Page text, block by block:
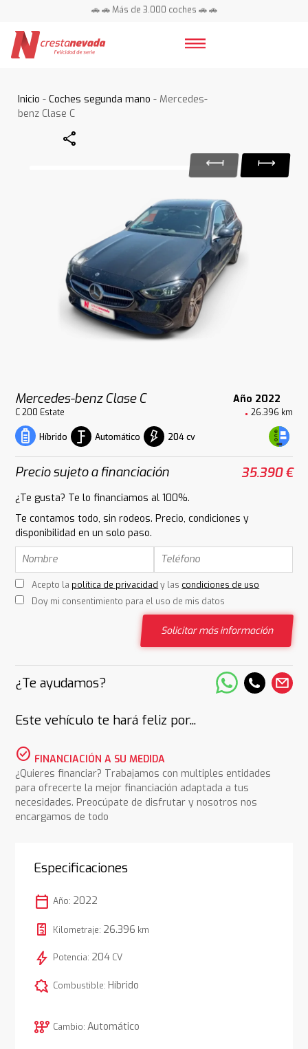
🚗 🚗 Más de 3.000 coches 🚗 🚗
Inicio -Coches segunda mano - Mercedes-
benz Clase C
Share
Mercedes-benz Clase C Año 2022
C 200 Estate 26.396 km
Híbrido Automático 204 cv
Precio sujeto a financiación 35.390 €
¿Te gusta? Te lo financiamos al 100%.
Te contamos todo, sin rodeos. Precio, condiciones y
disponibilidad en un solo paso.
Acepto la política de privacidad y las condiciones de uso
Doy mi consentimiento para el uso de mis datos
Solicitar más información
¿Te ayudamos?
Este vehículo te hará feliz por...
check_circle FINANCIACIÓN A SU MEDIDA
¿Quieres financiar? Trabajamos con multiples entidades
para ofrecerte la mejor financiación adaptada a tus
necesidades. Preocúpate de disfrutar y nosotros nos
encargamos de todo
Especificaciones
calendar_today Año: 2022
Kilometraje: 26.396 km
bolt Potencia: 204CV
comic_bubble Combustible: Híbrido
auto_transmission Cambio: Automático